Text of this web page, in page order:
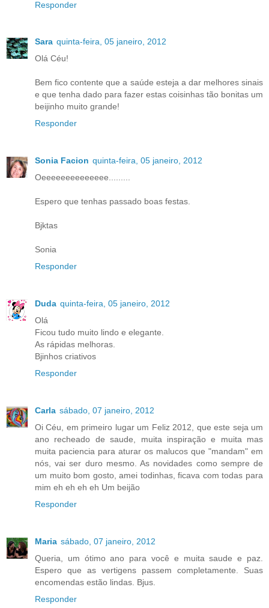
Responder
Sara quinta-feira, 05 janeiro, 2012
Olá Céu!
Bem fico contente que a saúde esteja a dar melhores sinais
e que tenha dado para fazer estas coisinhas tão bonitas um
beijinho muito grande!
Responder
Sonia Facion quinta-feira, 05 janeiro, 2012
Oeeeeeeeeeeeeee.........
Espero que tenhas passado boas festas.
Bjktas
Sonia
Responder
Duda quinta-feira, 05 janeiro, 2012
Olá
Ficou tudo muito lindo e elegante.
As rápidas melhoras.
Bjinhos criativos
Responder
Carla sábado, 07 janeiro, 2012
Oi Céu, em primeiro lugar um Feliz 2012, que este seja um
ano recheado de saude, muita inspiração e muita mas
muita paciencia para aturar os malucos que "mandam" em
nós, vai ser duro mesmo. As novidades como sempre de
um muito bom gosto, amei todinhas, ficava com todas para
mim eh eh eh eh Um beijão
Responder
Maria sábado, 07 janeiro, 2012
Queria, um ótimo ano para você e muita saude e paz.
Espero que as vertigens passem completamente. Suas
encomendas estão lindas. Bjus.
Responder